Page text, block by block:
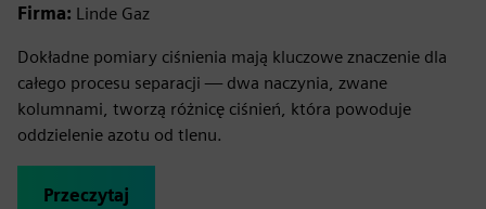
Firma: Linde Gaz
Dokładne pomiary ciśnienia mają kluczowe znaczenie dla
całego procesu separacji — dwa naczynia, zwane
kolumnami, tworzą różnicę ciśnień, która powoduje
oddzielenie azotu od tlenu.
Przeczytaj